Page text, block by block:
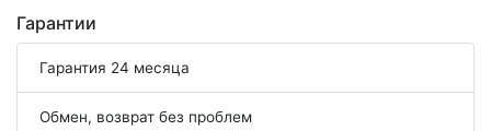
Гарантии
Гарантия 24 месяца
Обмен, возврат без проблем